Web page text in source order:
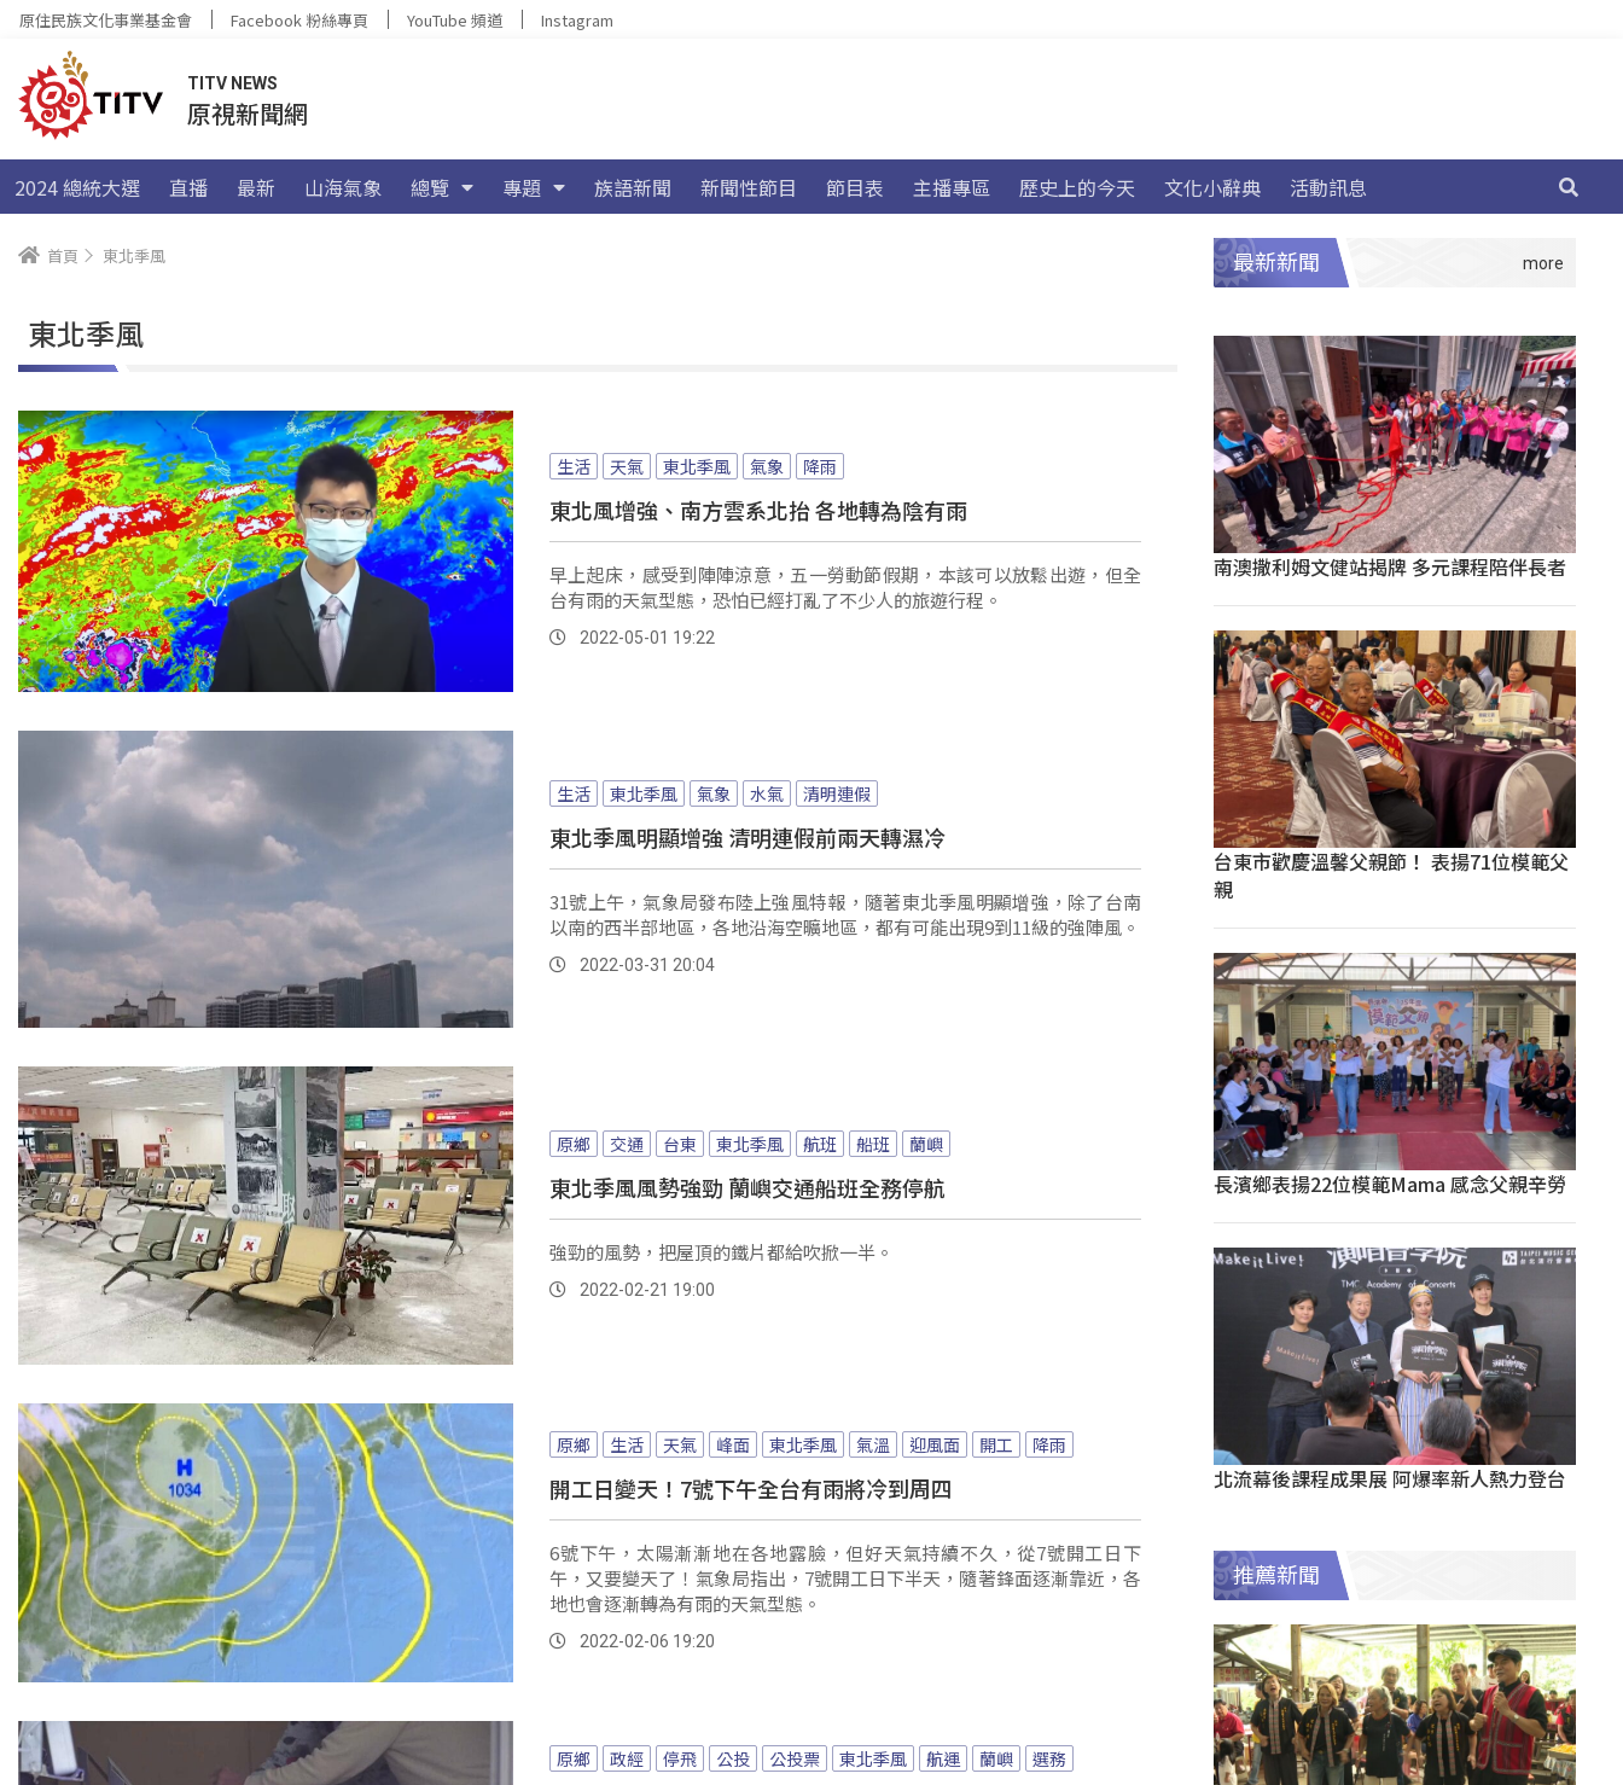
原住民族文化事業基金會 Facebook 粉絲專頁 YouTube 頻道 Instagram
TITV NEWS
原視新聞網
2024 總統大選 直播 最新 山海氣象 總覽 專題 族語新聞 新聞性節目 節目表 主播專區 歷史上的今天 文化小辭典 活動訊息
首頁 東北季風
東北季風
生活 天氣 東北季風 氣象 降雨
東北風增強、南方雲系北抬 各地轉為陰有雨
早上起床，感受到陣陣涼意，五一勞動節假期，本該可以放鬆出遊，但全
台有雨的天氣型態，恐怕已經打亂了不少人的旅遊行程。
2022-05-01 19:22
生活 東北季風 氣象 水氣 清明連假
東北季風明顯增強 清明連假前兩天轉濕冷
31號上午，氣象局發布陸上強風特報，隨著東北季風明顯增強，除了台南
以南的西半部地區，各地沿海空曠地區，都有可能出現9到11級的強陣風。
2022-03-31 20:04
原鄉 交通 台東 東北季風 航班 船班 蘭嶼
東北季風風勢強勁 蘭嶼交通船班全務停航
強勁的風勢，把屋頂的鐵片都給吹掀一半。
2022-02-21 19:00
原鄉 生活 天氣 峰面 東北季風 氣溫 迎風面 開工 降雨
開工日變天！7號下午全台有雨將冷到周四
6號下午，太陽漸漸地在各地露臉，但好天氣持續不久，從7號開工日下
午，又要變天了！氣象局指出，7號開工日下半天，隨著鋒面逐漸靠近，各
地也會逐漸轉為有雨的天氣型態。
2022-02-06 19:20
原鄉 政經 停飛 公投 公投票 東北季風 航運 蘭嶼 選務
最新新聞
南澳撒利姆文健站揭牌 多元課程陪伴長者
台東市歡慶溫馨父親節！ 表揚71位模範父
親
長濱鄉表揚22位模範Mama 感念父親辛勞
北流幕後課程成果展 阿爆率新人熱力登台
推薦新聞